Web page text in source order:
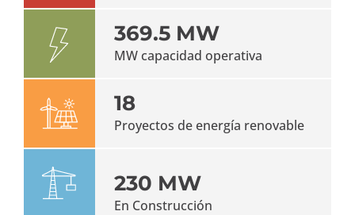
369.5 MW
MW capacidad operativa
18
Proyectos de energía renovable
230 MW
En Construcción